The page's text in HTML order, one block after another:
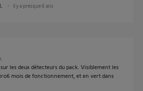
il y a presque 6 ans
les deux détecteurs du pack. Visiblement les
mois de fonctionnement, et en vert dans